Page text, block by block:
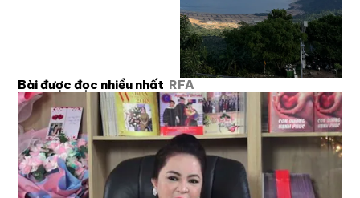
Bài được đọc nhiều nhất RFA